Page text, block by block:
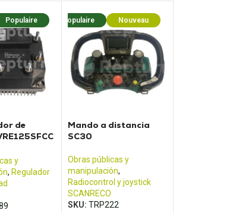
Populaire
de
y
, Regulador
Populaire Nouveau
Mando a distancia
SC30
Obras públicas y
manipulación,
Radiocontrol y joystick
SCANRECO
SKU:TRP222